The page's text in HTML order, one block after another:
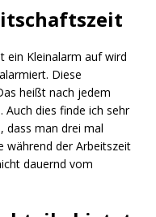
ein Kleinalarm auf wird
Diese
heißt nach jedem
Auch dies finde ich sehr
dass man drei mal
während der Arbeitszeit
dauernd vom